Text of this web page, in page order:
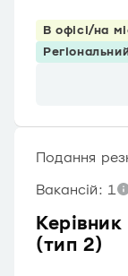
В офісі/на
Керівник
(тип 2)
Подання
Вакансій: 1